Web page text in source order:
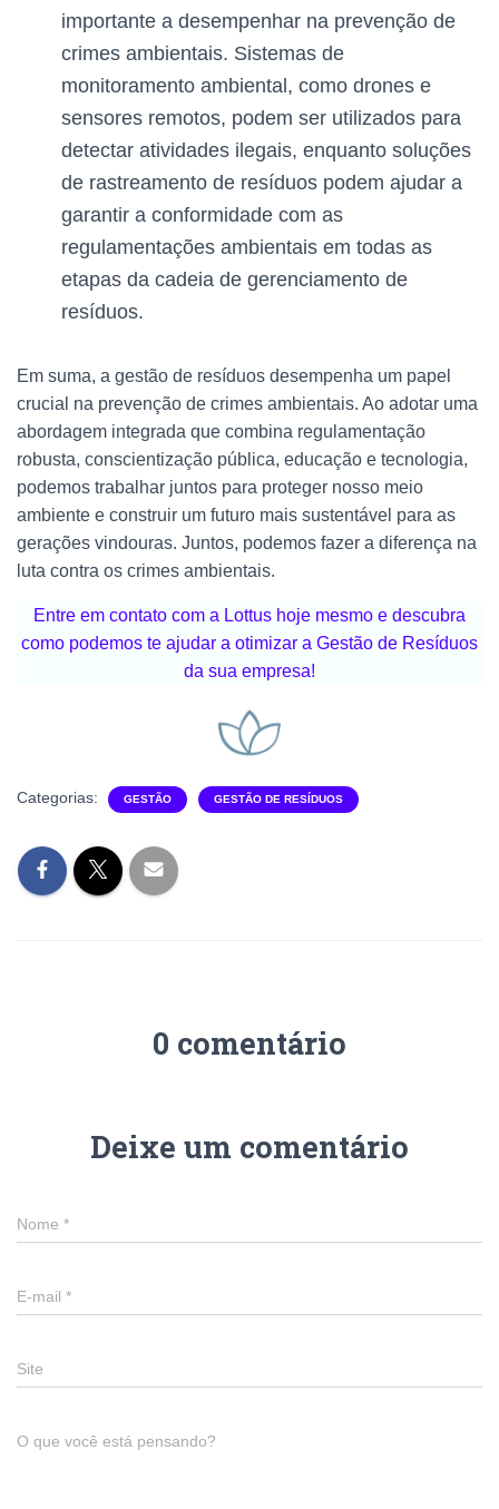
importante a desempenhar na prevenção de
crimes ambientais. Sistemas de
monitoramento ambiental, como drones e
sensores remotos, podem ser utilizados para
detectar atividades ilegais, enquanto soluções
de rastreamento de resíduos podem ajudar a
garantir a conformidade com as
regulamentações ambientais em todas as
etapas da cadeia de gerenciamento de
resíduos.
Em suma, a gestão de resíduos desempenha um papel
crucial na prevenção de crimes ambientais. Ao adotar uma
abordagem integrada que combina regulamentação
robusta, conscientização pública, educação e tecnologia,
podemos trabalhar juntos para proteger nosso meio
ambiente e construir um futuro mais sustentável para as
gerações vindouras. Juntos, podemos fazer a diferença na
luta contra os crimes ambientais.
Entre em contato com a Lottus hoje mesmo e descubra
como podemos te ajudar a otimizar a Gestão de Resíduos
da sua empresa!
Categorias: GESTÃO GESTÃO DE RESÍDUOS
0 comentário
Deixe um comentário
Nome *
E-mail *
Site
O que você está pensando?